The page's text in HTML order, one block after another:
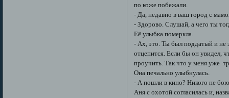
по коже побежали.
- Да, недавно в ваш город с
- Здорово. Слушай, а чего ты
Её улыбка померкла.
- Ах, это. Ты был поддатый и не
отцепится. Если бы он увидел,
проучить. Так что у меня уже
Она печально улыбнулась.
- А пошли в кино? Никого не
Аня с охотой согласилась и,